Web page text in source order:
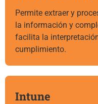
Permite extraer y
la información y
facilita la
cumplimiento.
Intune